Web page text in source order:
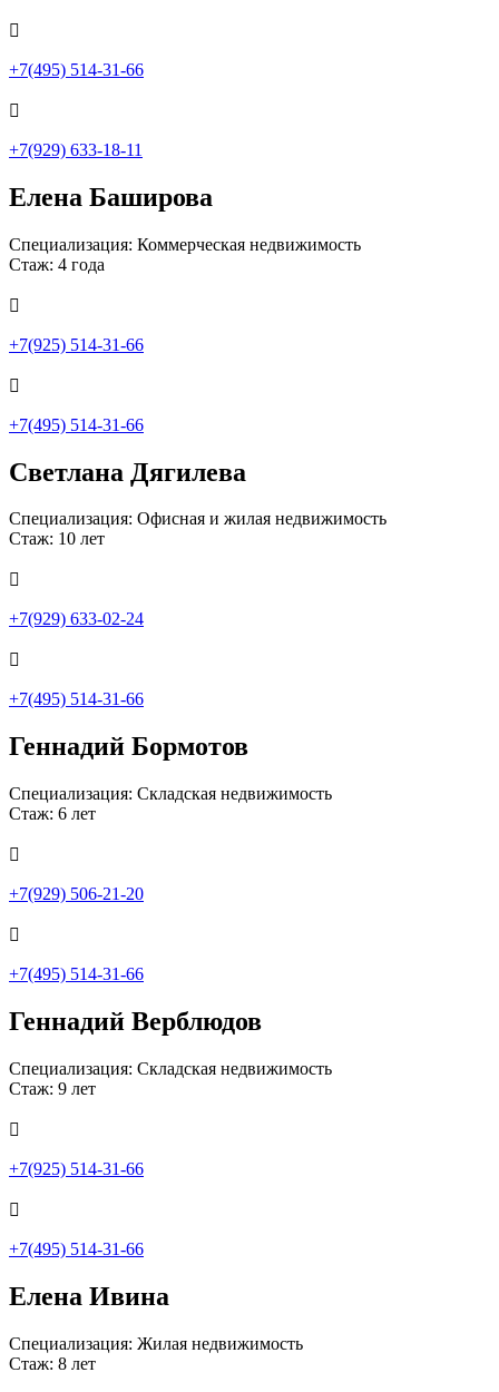

+7(495) 514-31-66

+7(929) 633-18-11
Елена Баширова
Специализация: Коммерческая недвижимость
Стаж: 4 года

+7(925) 514-31-66

+7(495) 514-31-66
Светлана Дягилева
Специализация: Офисная и жилая недвижимость
Стаж: 10 лет

+7(929) 633-02-24

+7(495) 514-31-66
Геннадий Бормотов
Специализация: Складская недвижимость
Стаж: 6 лет

+7(929) 506-21-20

+7(495) 514-31-66
Геннадий Верблюдов
Специализация: Складская недвижимость
Стаж: 9 лет

+7(925) 514-31-66

+7(495) 514-31-66
Елена Ивина
Специализация: Жилая недвижимость
Стаж: 8 лет